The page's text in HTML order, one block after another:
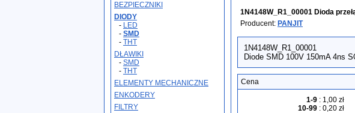
BEZPIECZNIKI
DIODY
- LED
- SMD
- THT
DŁAWIKI
- SMD
- THT
ELEMENTY MECHANICZNE
ENKODERY
FILTRY
1N4148W_R1_00001 Dioda
Producent: PANJIT
1N4148W_R1_00001
Diode SMD 100V 150mA 4ns
Cena
1-9 : 1,00 zł
10-99 : 0,20 zł